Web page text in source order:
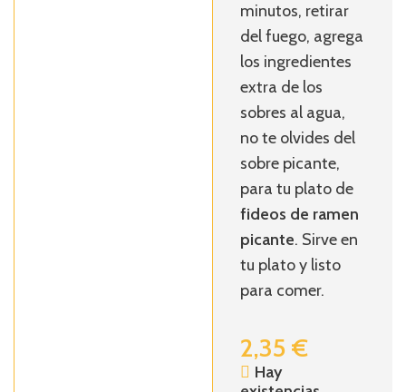
minutos, retirar
del fuego, agrega
los ingredientes
extra de los
sobres al agua,
no te olvides del
sobre picante,
para tu plato de
fideos de ramen
picante. Sirve en
tu plato y listo
para comer.
2,35€
Hay